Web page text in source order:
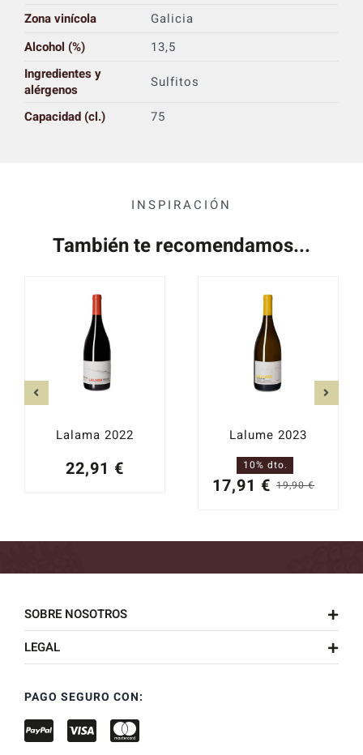
Zona vinícola
Galicia
Alcohol (%)
13,5
Ingredientes y
alérgenos
Sulfitos
Capacidad (cl.)
75
INSPIRACIÓN
También te recomendamos...
Lalama 2022
22,91 €
Lalume 2023
19,90€
17,91 €
actual
10% dto.
SOBRE NOSOTROS
LEGAL
PAGO SEGURO CON: